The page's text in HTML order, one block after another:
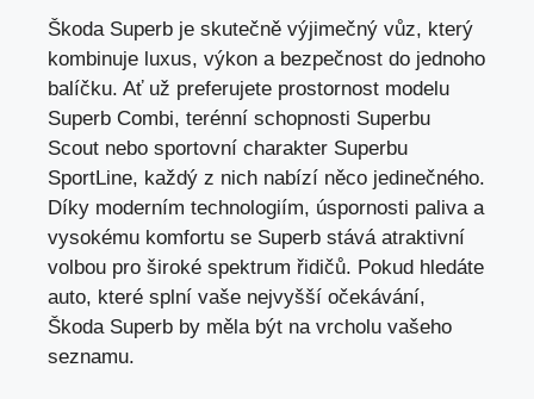
Škoda Superb je skutečně výjimečný vůz, který
kombinuje luxus, výkon a bezpečnost do jednoho
balíčku. Ať už preferujete prostornost modelu
Superb Combi, terénní schopnosti Superbu
Scout nebo sportovní charakter Superbu
SportLine, každý z nich nabízí něco jedinečného.
Díky moderním technologiím, úspornosti paliva a
vysokému komfortu se Superb stává atraktivní
volbou pro široké spektrum řidičů. Pokud hledáte
auto, které splní vaše nejvyšší očekávání,
Škoda Superb by měla být na vrcholu vašeho
seznamu.